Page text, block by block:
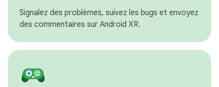
Signalez des problèmes, suivez les bugs et envoyez
des commentaires sur Android XR.